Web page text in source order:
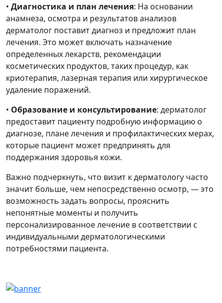
• Диагностика и план лечения: На основании
анамнеза, осмотра и результатов анализов
дерматолог поставит диагноз и предложит план
лечения. Это может включать назначение
определенных лекарств, рекомендации
косметических продуктов, таких процедур, как
криотерапия, лазерная терапия или хирургическое
удаление поражений.
• Образование и консультирование: дерматолог
предоставит пациенту подробную информацию о
диагнозе, плане лечения и профилактических мерах,
которые пациент может предпринять для
поддержания здоровья кожи.
Важно подчеркнуть, что визит к дерматологу часто
значит больше, чем непосредственно осмотр, — это
возможность задать вопросы, прояснить
непонятные моменты и получить
персонализированное лечение в соответствии с
индивидуальными дерматологическими
потребностями пациента.